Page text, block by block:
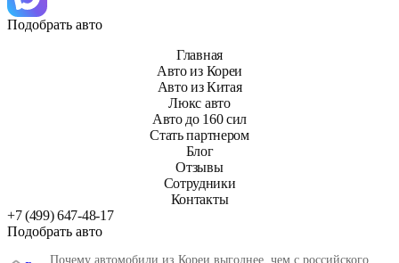
Подобрать авто
Главная
Авто из Кореи
Авто из Китая
Люкс авто
Авто до 160 сил
Стать партнером
Блог
Отзывы
Сотрудники
Контакты
+7 (499) 647-48-17
Подобрать авто
Почему автомобили из Кореи выгоднее, чем с российского